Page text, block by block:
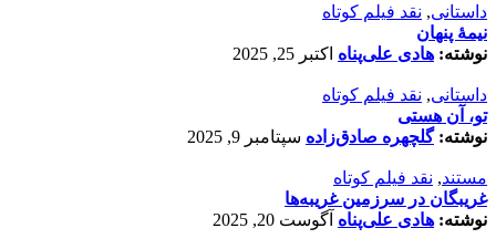
داستانی, نقد فیلم کوتاه
نیمۀ پنهان
نوشته: هادی علی‌پناه اکتبر 25, 2025
داستانی, نقد فیلم کوتاه
تو، آن هستی
نوشته:گلچهره صادق‌زاده سپتامبر 9, 2025
مستند, نقد فیلم کوتاه
غریبگان در سرزمین غریبه‌ها
نوشته: هادی علی‌پناه آگوست 20, 2025